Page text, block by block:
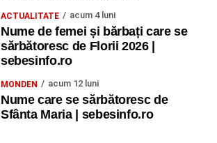
ACTUALITATE acum 4 luni
Nume de femei și bărbați care se
sărbătoresc de Florii 2026 |
sebesinfo.ro
MONDEN acum 12 luni
Nume care se sărbătoresc de
Sfânta Maria | sebesinfo.ro